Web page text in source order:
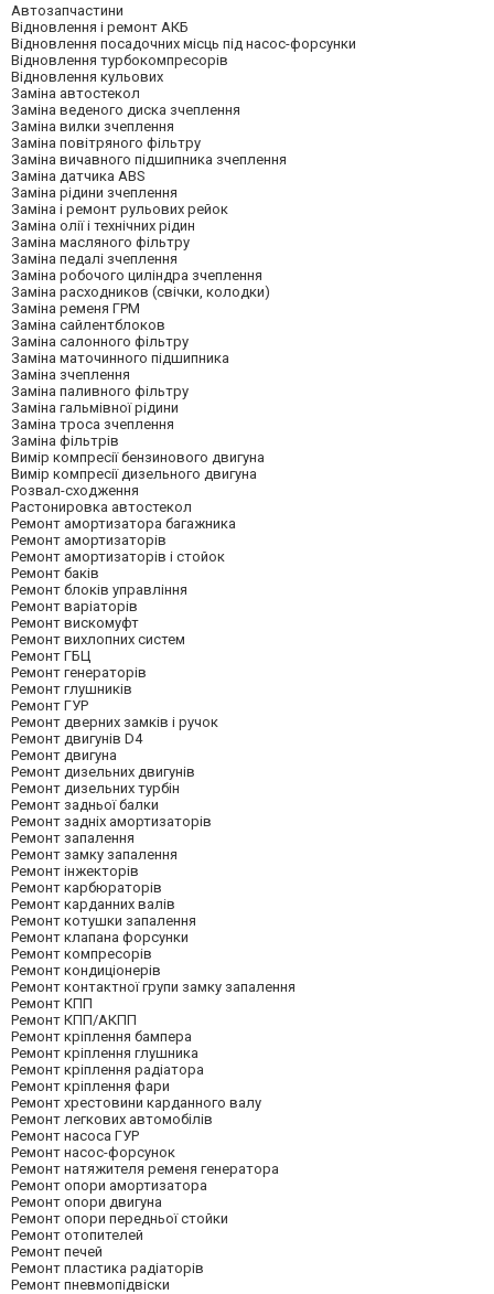
Автозапчастини
Відновлення і ремонт АКБ
Відновлення посадочних місць під насос-форсунки
Відновлення турбокомпресорів
Відновлення кульових
Заміна автостекол
Заміна веденого диска зчеплення
Заміна вилки зчеплення
Заміна повітряного фільтру
Заміна вичавного підшипника зчеплення
Заміна датчика ABS
Заміна рідини зчеплення
Заміна і ремонт рульових рейок
Заміна олії і технічних рідин
Заміна масляного фільтру
Заміна педалі зчеплення
Заміна робочого циліндра зчеплення
Заміна расходников (свічки, колодки)
Заміна ременя ГРМ
Заміна сайлентблоков
Заміна салонного фільтру
Заміна маточинного підшипника
Заміна зчеплення
Заміна паливного фільтру
Заміна гальмівної рідини
Заміна троса зчеплення
Заміна фільтрів
Вимір компресії бензинового двигуна
Вимір компресії дизельного двигуна
Розвал-сходження
Растонировка автостекол
Ремонт амортизатора багажника
Ремонт амортизаторів
Ремонт амортизаторів і стойок
Ремонт баків
Ремонт блоків управління
Ремонт варіаторів
Ремонт вискомуфт
Ремонт вихлопних систем
Ремонт ГБЦ
Ремонт генераторів
Ремонт глушників
Ремонт ГУР
Ремонт дверних замків і ручок
Ремонт двигунів D4
Ремонт двигуна
Ремонт дизельних двигунів
Ремонт дизельних турбін
Ремонт задньої балки
Ремонт задніх амортизаторів
Ремонт запалення
Ремонт замку запалення
Ремонт інжекторів
Ремонт карбюраторів
Ремонт карданних валів
Ремонт котушки запалення
Ремонт клапана форсунки
Ремонт компресорів
Ремонт кондиціонерів
Ремонт контактної групи замку запалення
Ремонт КПП
Ремонт КПП/АКПП
Ремонт кріплення бампера
Ремонт кріплення глушника
Ремонт кріплення радіатора
Ремонт кріплення фари
Ремонт хрестовини карданного валу
Ремонт легкових автомобілів
Ремонт насоса ГУР
Ремонт насос-форсунок
Ремонт натяжителя ременя генератора
Ремонт опори амортизатора
Ремонт опори двигуна
Ремонт опори передньої стойки
Ремонт отопителей
Ремонт печей
Ремонт пластика радіаторів
Ремонт пневмопідвіски